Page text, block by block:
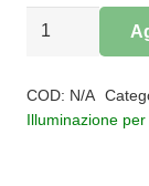
Lampadario
Eve
COD: N/A
Illuminazione